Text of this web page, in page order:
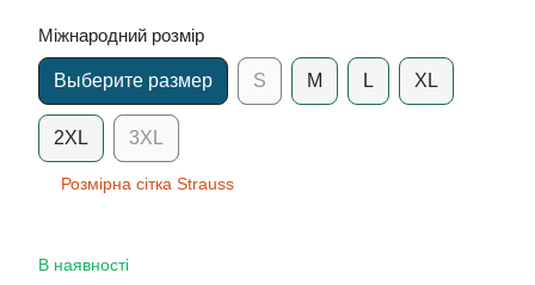
Міжнародний розмір
Выберите размер S M L XL
2XL 3XL
Розмірна сітка Strauss
В наявності